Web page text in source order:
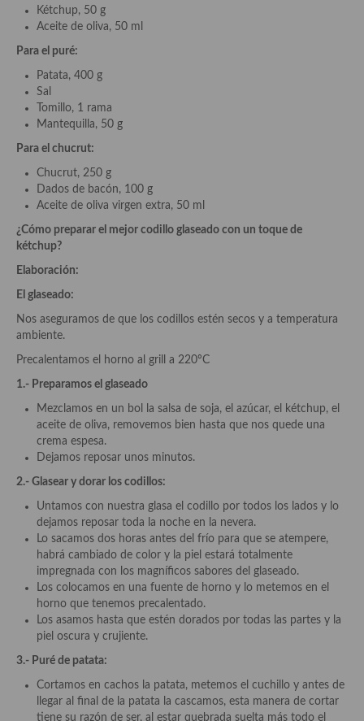
Cocina Vietnamita
Cocina Coreana
Cocina HIndú
Cocina del Pacifico
Cocina filipina
Cocina de Hawái
Cocina de Madagascar
Cocina Africana
Cocina Sudafrinaca
Cocina del Congo
Cocina Yoshoku
Cocina callejera
Cocinas de España
Cocina Andaluza
Cocina Aragonesa
Cocina Asturiana
Cocina Balear
Cocina Canaria
Kétchup, 50 g
Aceite de oliva, 50 ml
Para el puré:
Patata, 400 g
Sal
Tomillo, 1 rama
Mantequilla, 50 g
Para el chucrut:
Chucrut, 250 g
Dados de bacón, 100 g
Aceite de oliva virgen extra, 50 ml
¿Cómo preparar el mejor codillo glaseado con un toque de
kétchup?
Elaboración:
El glaseado:
Nos aseguramos de que los codillos estén secos y a temperatura
ambiente.
Precalentamos el horno al grill a 220ºC
1.- Preparamos el glaseado
Mezclamos en un bol la salsa de soja, el azúcar, el kétchup, el
aceite de oliva, removemos bien hasta que nos quede una
crema espesa.
Dejamos reposar unos minutos.
2.- Glasear y dorar los codillos:
Untamos con nuestra glasa el codillo por todos los lados y lo
dejamos reposar toda la noche en la nevera.
Lo sacamos dos horas antes del frío para que se atempere,
habrá cambiado de color y la piel estará totalmente
impregnada con los magníficos sabores del glaseado.
Los colocamos en una fuente de horno y lo metemos en el
horno que tenemos precalentado.
Los asamos hasta que estén dorados por todas las partes y la
piel oscura y crujiente.
3.- Puré de patata:
Cortamos en cachos la patata, metemos el cuchillo y antes de
llegar al final de la patata la cascamos, esta manera de cortar
tiene su razón de ser, al estar quebrada suelta más todo el